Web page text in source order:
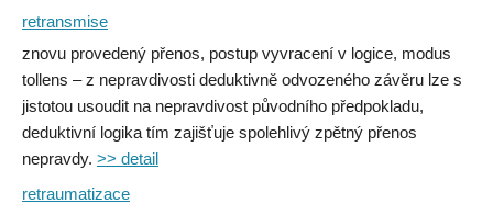
retransmise
znovu provedený přenos, postup vyvracení v logice, modus
tollens – z nepravdivosti deduktivně odvozeného závěru lze s
jistotou usoudit na nepravdivost původního předpokladu,
deduktivní logika tím zajišťuje spolehlivý zpětný přenos
nepravdy. >> detail
retraumatizace